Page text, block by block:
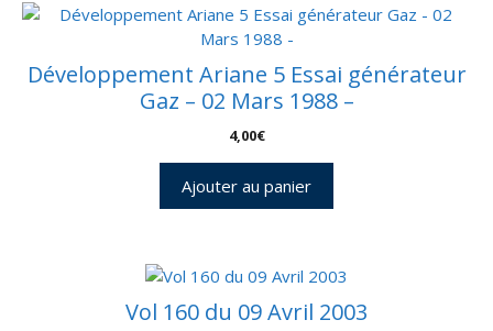
Développement Ariane 5 Essai générateur
Gaz – 02 Mars 1988 –
4,00€
Ajouter au panier
Vol 160 du 09 Avril 2003